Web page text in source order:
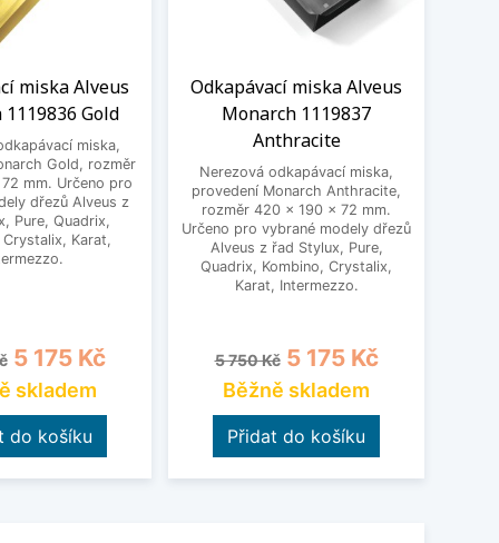
miska Alveus
Gold
miska,
Gold, rozměr
mm. Určeno pro
dřezů Alveus z
Pure, Quadrix,
Karat,
Cena
5 175 Kč
skladem
do košíku
Odkapávací miska Alveus
Monarch 1119837
Anthracite
Nerezová odkapávací miska,
provedení Monarch Anthracite,
rozměr 420 x 190 x 72 mm.
Určeno pro vybrané modely dřezů
Alveus z řad Stylux, Pure,
Quadrix, Kombino, Crystalix,
Karat, Intermezzo.
Běžná cena
5 750 Kč Cena
5 175 Kč
Běžně skladem
Přidat do košíku